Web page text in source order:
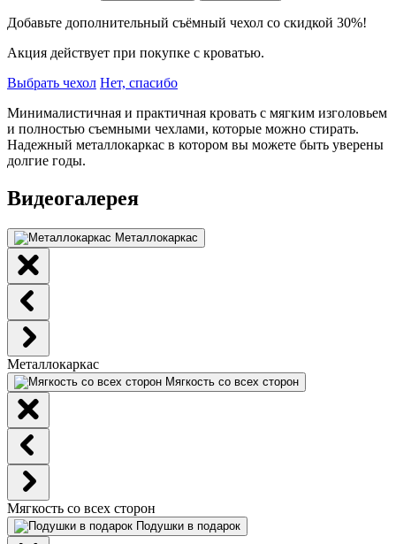
Добавьте дополнительный съёмный чехол со скидкой 30%!
Акция действует при покупке с кроватью.
Выбрать чехол Нет, спасибо
Минималистичная и практичная кровать с мягким изголовьем
и полностью съемными чехлами, которые можно стирать.
Надежный металлокаркас в котором вы можете быть уверены
долгие годы.
Видеогалерея
Металлокаркас
Металлокаркас
Мягкость со всех сторон
Мягкость со всех сторон
Подушки в подарок